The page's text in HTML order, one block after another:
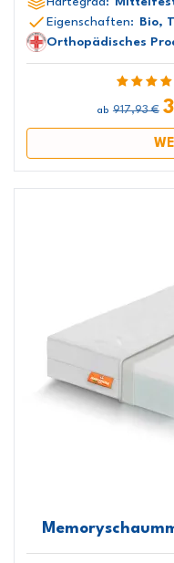
Eigenschaften: Bio,
Orthopädisches
ab 917,93 €